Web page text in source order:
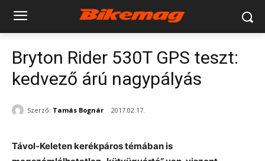
Bryton Rider 530T GPS teszt:
kedvező árú nagypályás
Szerző: Tamás Bognár 2017.02.17.
Távol-Keleten kerékpáros témában is